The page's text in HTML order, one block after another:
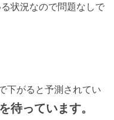
状況なので問題なしで
下がると予測されてい
待っています。